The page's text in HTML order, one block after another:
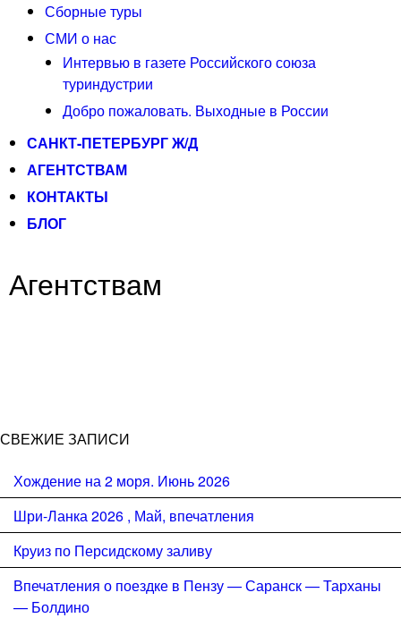
Сборные туры
СМИ о нас
Интервью в газете Российского союза
туриндустрии
Добро пожаловать. Выходные в России
САНКТ-ПЕТЕРБУРГ Ж/Д
АГЕНТСТВАМ
КОНТАКТЫ
БЛОГ
Агентствам
СВЕЖИЕ ЗАПИСИ
Хождение на 2 моря. Июнь 2026
Шри-Ланка 2026 , Май, впечатления
Круиз по Персидскому заливу
Впечатления о поездке в Пензу — Саранск — Тарханы
— Болдино